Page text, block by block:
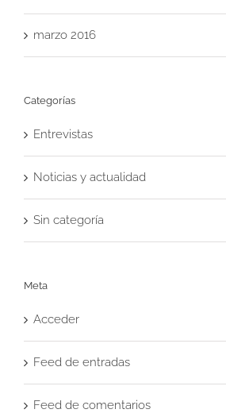
marzo 2016
Categorías
Entrevistas
Noticias y actualidad
Sin categoría
Meta
Acceder
Feed de entradas
Feed de comentarios